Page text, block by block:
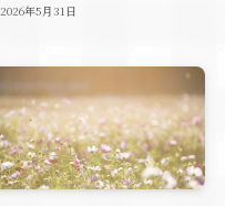
2026年5月31日